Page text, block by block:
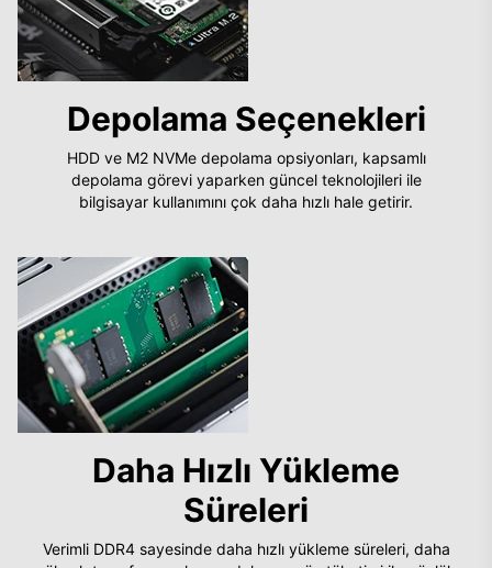
Depolama Seçenekleri
HDD ve M2 NVMe depolama opsiyonları, kapsamlı
depolama görevi yaparken güncel teknolojileri ile
bilgisayar kullanımını çok daha hızlı hale getirir.
Daha Hızlı Yükleme
Süreleri
Verimli DDR4 sayesinde daha hızlı yükleme süreleri, daha